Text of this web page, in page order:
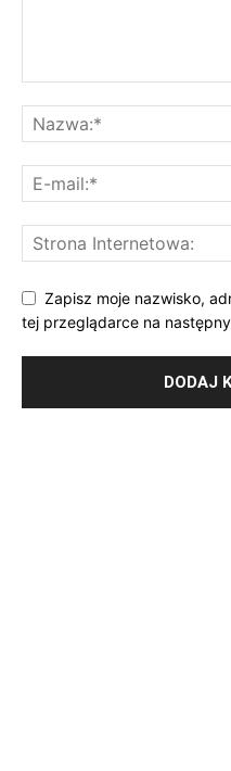
Zapisz moje nazwisko,
tej przeglądarce na